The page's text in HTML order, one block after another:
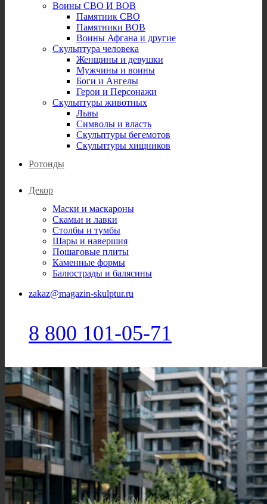
Воины СВО И ВОВ
Памятник СВО
Памятники ВОВ
Воины Афгана и другие
Скульптура человека
Женщины и девушки
Мужчины и воины
Боги и Ангелы
Герои и Персонажи
Скульптуры животных
Львы
Символы и власть
Скульптуры бегемотов
Скульптуры хищников
Ротонды
Декор
Маски и маскароны
Скамьи и лавки
Столбы и тумбы
Шары и навершия
Пошаговые плиты
Каменные формы
Балюстрады и балясины
zakaz@magazin-skulptur.ru
8 800 101-05-71